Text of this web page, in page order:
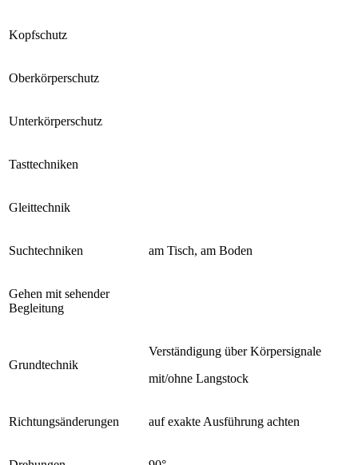
Kopfschutz
Oberkörperschutz
Unterkörperschutz
Tasttechniken
Gleittechnik
Suchtechniken am Tisch, am Boden
Gehen mit sehender
Begleitung
Grundtechnik
Verständigung über Körpersignale
mit/ohne Langstock
Richtungsänderungen auf exakte Ausführung achten